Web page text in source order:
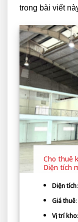
trong bài viết
Cho thuê
Diện tích
Diện tích
Giá thuê
Vị trí kho